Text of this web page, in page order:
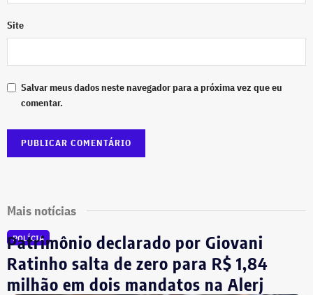
Site
Salvar meus dados neste navegador para a próxima vez que eu
comentar.
Mais notícias
POLÍCIA
Patrimônio declarado por Giovani
Ratinho salta de zero para R$ 1,84
milhão em dois mandatos na Alerj